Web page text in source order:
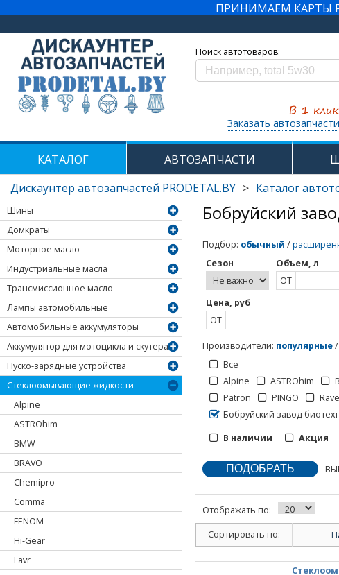
ПРИНИМАЕМ КАРТЫ
Поиск автотоваров:
Заказать автозапчасти
КАТАЛОГ АВТОЗАПЧАСТИ
Дискаунтер автозапчастей PRODETAL.BY > Каталог
Шины
Домкраты
Моторное масло
Индустриальные масла
Трансмиссионное масло
Лампы автомобильные
Автомобильные аккумуляторы
Аккумулятор для мотоцикла и скутера
Пуско-зарядные устройства
Стеклоомывающие жидкости
Alpine
ASTROhim
BMW
BRAVO
Chemipro
Comma
FENOM
Hi-Gear
Lavr
Бобруйский
Подбор: обычный /
Сезон
Объем, л
ОТ
Цена, руб
ОТ
Производители: популярные
Все
Alpine
ASTROhim
Patron
PINGO
Бобруйский завод
В наличии
Акция
Отображать по:
Сортировать по: